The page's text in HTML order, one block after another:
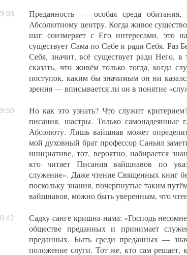
Преданность — особая среда
Абсолютному центру. Когда живое
шаг соизмеряет с Его интересами, это
существует Сама по Себе и ради Себя. Раз
Себя, значит, всё существует ради
сказать, что живём только тогда, когда
поступок, каким бы значимым он ни
зрения — вписывается ли он в понятие
Но как это узнать? Что служит
писания, шастры. Только самонадеянные
Абсолюту. Лишь вайшнав может
мой духовный брат профессор Саньял
инициативе, тот, вероятно, набирается
кто читает Писания вайшнавов по
служение». Даже чтение Священных книг
поскольку знания, почерпнутые таким
вайшнавов, можно быть уверенным, что
Садху-санге кришна-нама: «Господь
обществе преданных и принимает
преданных. Быть среди преданных —
положение слуги. Тот же, кто сам решает,